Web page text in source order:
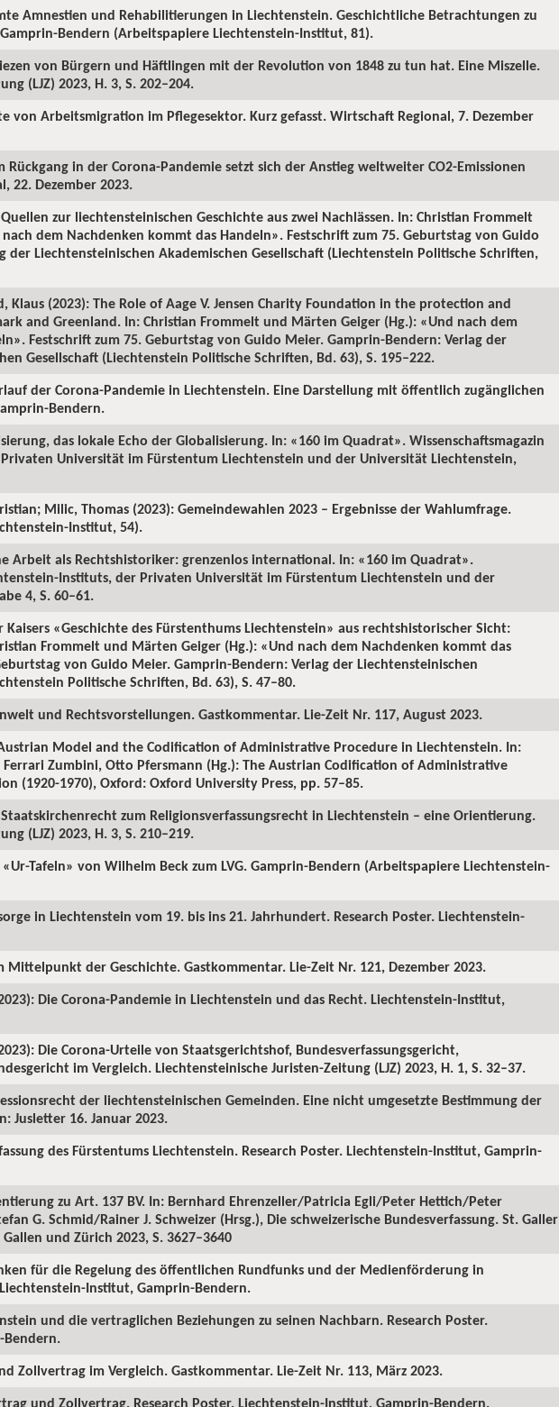
Amnestien und Rehabilitierungen in Liechtenstein. Geschichtliche Betrachtungen zu
Bendern (Arbeitspapiere Liechtenstein-Institut, 81).
von Bürgern und Häftlingen mit der Revolution von 1848 zu tun hat. Eine Miszelle.
(LJZ) 2023, H. 3, S. 202–204.
von Arbeitsmigration im Pflegesektor. Kurz gefasst. Wirtschaft Regional, 7. Dezember
Rückgang in der Corona-Pandemie setzt sich der Anstieg weltweiter CO2-Emissionen
22. Dezember 2023.
zur liechtensteinischen Geschichte aus zwei Nachlässen. In: Christian Frommelt
dem Nachdenken kommt das Handeln». Festschrift zum 75. Geburtstag von Guido
der Liechtensteinischen Akademischen Gesellschaft (Liechtenstein Politische Schriften,
Klaus (2023): The Role of Aage V. Jensen Charity Foundation in the protection and
and Greenland. In: Christian Frommelt und Märten Geiger (Hg.): «Und nach dem
Festschrift zum 75. Geburtstag von Guido Meier. Gamprin-Bendern: Verlag der
Gesellschaft (Liechtenstein Politische Schriften, Bd. 63), S. 195–222.
der Corona-Pandemie in Liechtenstein. Eine Darstellung mit öffentlich zugänglichen
Bendern.
das lokale Echo der Globalisierung. In: «160 im Quadrat». Wissenschaftsmagazin
Universität im Fürstentum Liechtenstein und der Universität Liechtenstein,
Milic, Thomas (2023): Gemeindewahlen 2023 – Ergebnisse der Wahlumfrage.
Institut, 54).
Arbeit als Rechtshistoriker: grenzenlos international. In: «160 im Quadrat».
Instituts, der Privaten Universität im Fürstentum Liechtenstein und der
4, S. 60–61.
Kaisers «Geschichte des Fürstenthums Liechtenstein» aus rechtshistorischer Sicht:
Frommelt und Märten Geiger (Hg.): «Und nach dem Nachdenken kommt das
von Guido Meier. Gamprin-Bendern: Verlag der Liechtensteinischen
Politische Schriften, Bd. 63), S. 47–80.
und Rechtsvorstellungen. Gastkommentar. Lie-Zeit Nr. 117, August 2023.
Model and the Codification of Administrative Procedure in Liechtenstein. In:
Ferrari Zumbini, Otto Pfersmann (Hg.): The Austrian Codification of Administrative
(1920-1970), Oxford: Oxford University Press, pp. 57–85.
zum Religionsverfassungsrecht in Liechtenstein – eine Orientierung.
(LJZ) 2023, H. 3, S. 210–219.
Tafeln» von Wilhelm Beck zum LVG. Gamprin-Bendern (Arbeitspapiere Liechtenstein-
in Liechtenstein vom 19. bis ins 21. Jahrhundert. Research Poster. Liechtenstein-
Mittelpunkt der Geschichte. Gastkommentar. Lie-Zeit Nr. 121, Dezember 2023.
Die Corona-Pandemie in Liechtenstein und das Recht. Liechtenstein-Institut,
Die Corona-Urteile von Staatsgerichtshof, Bundesverfassungsgericht,
im Vergleich. Liechtensteinische Juristen-Zeitung (LJZ) 2023, H. 1, S. 32–37.
der liechtensteinischen Gemeinden. Eine nicht umgesetzte Bestimmung der
Jusletter 16. Januar 2023.
des Fürstentums Liechtenstein. Research Poster. Liechtenstein-Institut, Gamprin-
zu Art. 137 BV. In: Bernhard Ehrenzeller/Patricia Egli/Peter Hettich/Peter
G. Schmid/Rainer J. Schweizer (Hrsg.), Die schweizerische Bundesverfassung. St. Galler
und Zürich 2023, S. 3627–3640
für die Regelung des öffentlichen Rundfunks und der Medienförderung in
Institut, Gamprin-Bendern.
und die vertraglichen Beziehungen zu seinen Nachbarn. Research Poster.
Zollvertrag im Vergleich. Gastkommentar. Lie-Zeit Nr. 113, März 2023.
und Zollvertrag. Research Poster. Liechtenstein-Institut, Gamprin-Bendern.